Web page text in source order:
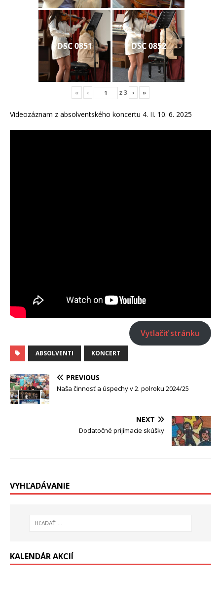
DSC 0851 DSC 0852
« ‹ z3 › »
Videozáznam z absolventského koncertu 4. II. 10. 6. 2025
Vytlačiť stránku
ABSOLVENTI KONCERT
PREVIOUS
Naša činnosť a úspechy v 2. polroku 2024/25
NEXT
Dodatočné prijímacie skúšky
VYHĽADÁVANIE
KALENDÁR AKCIÍ